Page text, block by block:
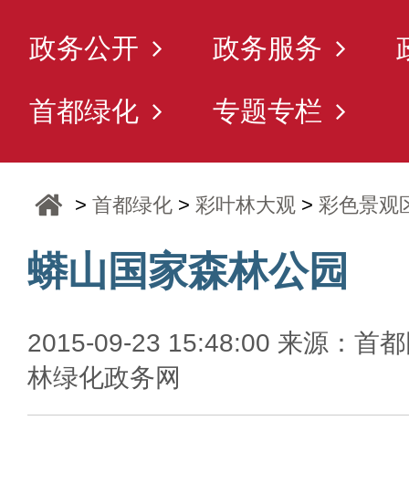
政务公开 政务服务
首都绿化 专题专栏
>首都绿化 >彩叶林大观 >彩色景观
蟒山国家森林公园
2015-09-23 15:48:00 来源：首
林绿化政务网